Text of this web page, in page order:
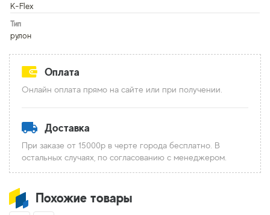
K-Flex
Тип
рулон
Оплата
Онлайн оплата прямо на сайте или при получении.
Доставка
При заказе от 15000р в черте города бесплатно. В
остальных случаях, по согласованию с менеджером.
Похожие товары